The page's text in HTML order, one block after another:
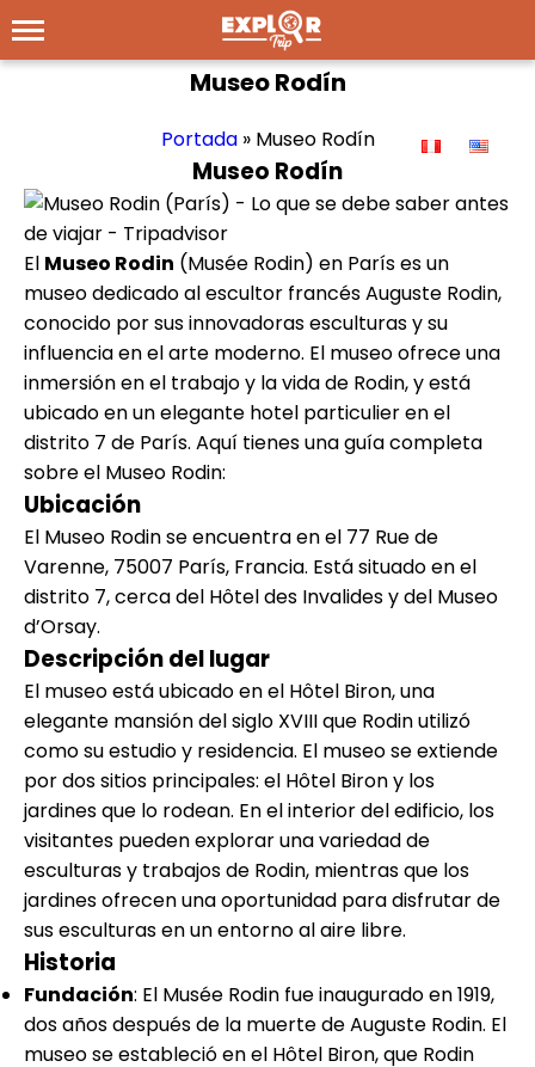
Museo Rodín
Portada» Museo Rodín
Museo Rodín
El Museo Rodin (Musée Rodin) en París es un
museo dedicado al escultor francés Auguste Rodin,
conocido por sus innovadoras esculturas y su
influencia en el arte moderno. El museo ofrece una
inmersión en el trabajo y la vida de Rodin, y está
ubicado en un elegante hotel particulier en el
distrito 7 de París. Aquí tienes una guía completa
sobre el Museo Rodin:
Ubicación
El Museo Rodin se encuentra en el 77 Rue de
Varenne, 75007 París, Francia. Está situado en el
distrito 7, cerca del Hôtel des Invalides y del Museo
d’Orsay.
Descripción del lugar
El museo está ubicado en el Hôtel Biron, una
elegante mansión del siglo XVIII que Rodin utilizó
como su estudio y residencia. El museo se extiende
por dos sitios principales: el Hôtel Biron y los
jardines que lo rodean. En el interior del edificio, los
visitantes pueden explorar una variedad de
esculturas y trabajos de Rodin, mientras que los
jardines ofrecen una oportunidad para disfrutar de
sus esculturas en un entorno al aire libre.
Historia
Fundación: El Musée Rodin fue inaugurado en 1919,
dos años después de la muerte de Auguste Rodin. El
museo se estableció en el Hôtel Biron, que Rodin